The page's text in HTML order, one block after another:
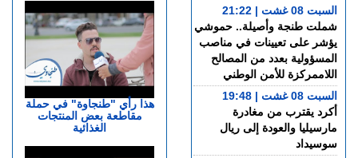
هذا رأي "طنجاوة" في حملة
مقاطعة بعض المنتجات
الغذائية
السبت 08 غشت | 21:22
شملت طنجة وأصيلة.. حموشي
يؤشر على تعيينات في مناصب
المسؤولية بعدد من المصالح
اللاممركزة للأمن الوطني
السبت 08 غشت | 19:48
أكرد يقترب من مغادرة
مارسيليا والعودة إلى ريال
سوسيداد